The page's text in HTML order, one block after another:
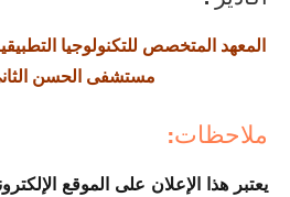
مستشفى الحسن
ملاحظات:
يعتبر هذا الإعلان على الموقع